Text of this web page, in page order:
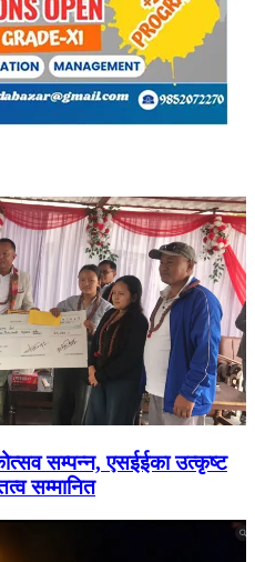
सम्पन्न, एसईईका उत्कृष्ट
सम्मानित